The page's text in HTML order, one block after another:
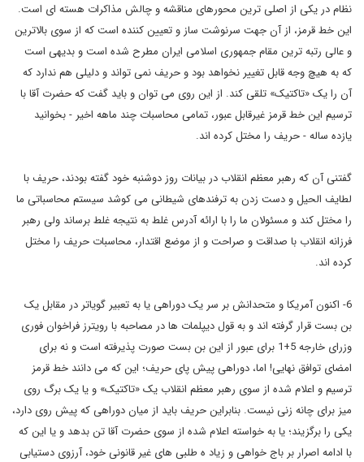
نظام در یکی از اصلی ترین محورهای مناقشه و چالش مذاکرات هسته ای است.
این خط قرمز، از آن جهت سرنوشت ساز و تعیین کننده است که از سوی بالاترین
و عالی رتبه ترین مقام جمهوری اسلامی ایران مطرح شده است و بدیهی است
که به هیچ وجه قابل تغییر نخواهد بود و حریف نمی تواند و دلیلی هم ندارد که
آن را یک «تاکتیک» تلقی کند. از این روی می توان و باید گفت که حضرت آقا با
ترسیم این خط قرمز غیرقابل عبور، تمامی محاسبات چند ماهه اخیر - بخوانید
یازده ساله - حریف را مختل کرده اند.
گفتنی آن که رهبر معظم انقلاب در بیانات روز دوشنبه خود گفته بودند، حریف با
لطایف الحیل و دست زدن به ترفندهای شیطانی می کوشد سیستم محاسباتی ما
را مختل کند و مسئولان ما را با ارائه آدرس غلط به نتیجه غلط برساند ولی رهبر
فرزانه انقلاب با صداقت و صراحت و از موضع اقتدار، محاسبات حریف را مختل
کرده اند.
6- اکنون آمریکا و متحدانش بر سر یک دوراهی یا به تعبیر گویاتر در مقابل یک
بن بست قرار گرفته اند و به قول دیپلمات ها در مصاحبه با رویترز فراخوان فوری
وزرای خارجه 5+1 برای عبور از این بن بست صورت پذیرفته است و نه برای
امضای توافق نهایی! اما، دوراهی پیش پای حریف؛ این که می دانند خط قرمز
ترسیم و اعلام شده از سوی رهبر معظم انقلاب یک «تاکتیک» و یا یک برگ روی
میز برای چانه زنی نیست. بنابراین حریف باید از میان دوراهی که پیش روی دارد،
یکی را برگزیند؛ یا به خواسته اعلام شده از سوی حضرت آقا تن بدهد و یا این که
با ادامه اصرار بر باج خواهی و زیاد ه طلبی های غیر قانونی خود، آرزوی دستیابی